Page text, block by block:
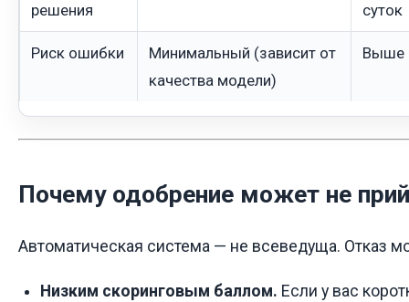
решения
суток
Риск ошибки
Минимальный (зависит от
качества модели)
Выше
Почему одобрение может не
Автоматическая система — не всеведуща. Отказ
Низким скоринговым баллом. Если у вас